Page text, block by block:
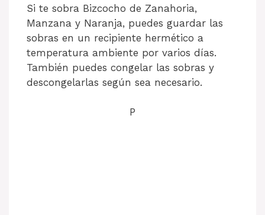
Si te sobra Bizcocho de Zanahoria,
Manzana y Naranja, puedes guardar las
sobras en un recipiente hermético a
temperatura ambiente por varios días.
También puedes congelar las sobras y
descongelarlas según sea necesario.
P